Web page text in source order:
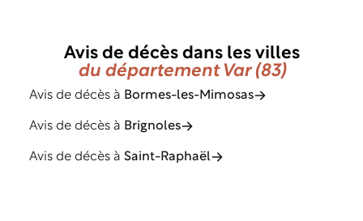
Avis de décès dans les villes
du département Var (83)
Avis de décès à Bormes-les-Mimosas
Avis de décès à Brignoles
Avis de décès à Saint-Raphaël